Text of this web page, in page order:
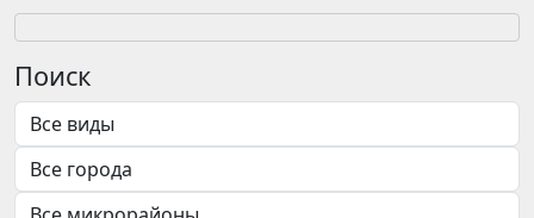
Поиск